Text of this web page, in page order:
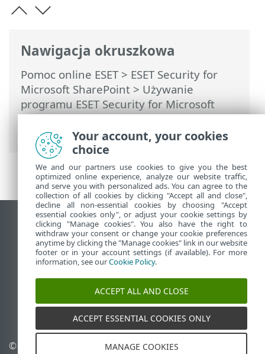
Nawigacja okruszkowa
Pomoc online ESET> ESET Security for
Microsoft SharePoint > Używanie
programu ESET Security for Microsoft
SharePoint>Ustawienia> Import i
eksport ustawień
Wyświetl witrynę internetową dla
komputerów
End of Life
Baza wiedzy ESET
ESET Status Portal
Pomoc regionalna
© 1992 - 2025 ESET, spol. s
Zarządzaj plikami cookie
Your account, your cookies
choice
We and our partners use cookies to give you the best
optimized online experience, analyze our website traffic,
and serve you with personalized ads. You can agree to the
collection of all cookies by clicking "Accept all and close",
decline all non-essential cookies by choosing "Accept
essential cookies only", or adjust your cookie settings by
clicking "Manage cookies". You also have the right to
withdraw your consent or change your cookie preferences
anytime by clicking the "Manage cookies" link in our website
footer or in your account settings (if available). For more
information, see ourCookie Policy.
ACCEPT ALL AND CLOSE
ACCEPT ESSENTIAL COOKIES ONLY
MANAGE COOKIES